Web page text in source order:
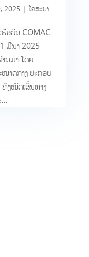
2025 | ໂຄສະນາ
ອບິນ COMAC
ມີນາ 2025
ນມາ ໂດຍ
າດກາງ ປະກອບ
ງໝົດເສັ້ນທາງ